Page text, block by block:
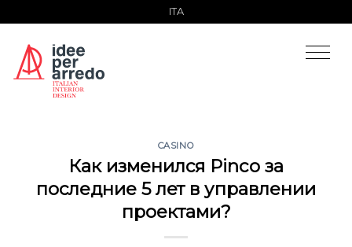
contenuti
ITA
CASINO
Как изменился Pinco за
последние 5 лет в управлении
проектами?